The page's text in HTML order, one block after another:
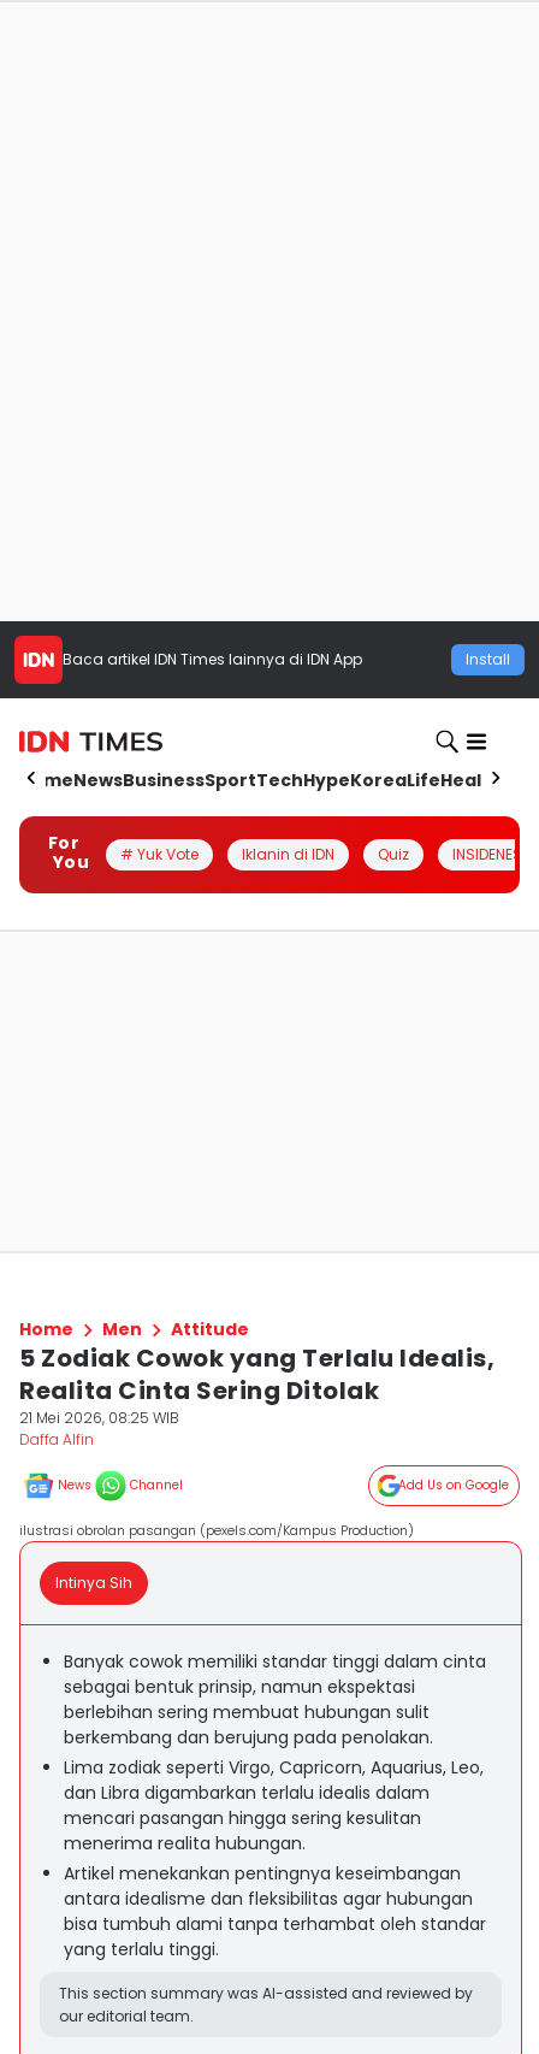
Baca artikel IDN Times lainnya di IDN App Install
HomeNewsBusinessSportTechHypeKoreaLifeHealth
For
You
# Yuk Vote Iklanin di IDN Quiz INSIDENESIA
Home Men Attitude
5 Zodiak Cowok yang Terlalu Idealis,
Realita Cinta Sering Ditolak
21 Mei 2026, 08:25 WIB
Daffa Alfin
News Channel Add Us on Google
ilustrasi obrolan pasangan (pexels.com/Kampus Production)
Intinya Sih
Banyak cowok memiliki standar tinggi dalam cinta
sebagai bentuk prinsip, namun ekspektasi
berlebihan sering membuat hubungan sulit
berkembang dan berujung pada penolakan.
Lima zodiak seperti Virgo, Capricorn, Aquarius, Leo,
dan Libra digambarkan terlalu idealis dalam
mencari pasangan hingga sering kesulitan
menerima realita hubungan.
Artikel menekankan pentingnya keseimbangan
antara idealisme dan fleksibilitas agar hubungan
bisa tumbuh alami tanpa terhambat oleh standar
yang terlalu tinggi.
This section summary was AI-assisted and reviewed by
our editorial team.